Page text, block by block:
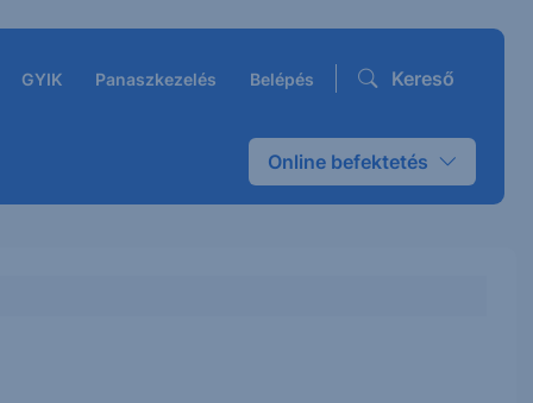
GYIK Panaszkezelés Belépés Kereső
Online befektetés